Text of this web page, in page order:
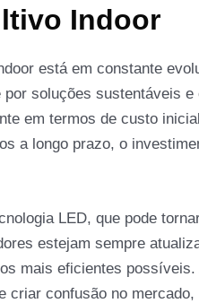
Indoor
está em constante
soluções sustentáveis
em termos de custo
a longo prazo, o
LED, que pode
estejam sempre
mais eficientes
criar confusão no